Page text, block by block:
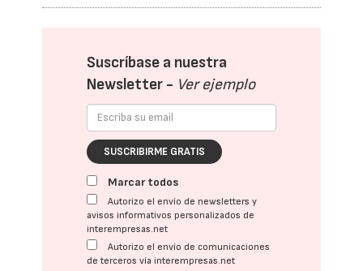
Suscríbase a nuestra
Newsletter - Ver ejemplo
SUSCRIBIRME GRATIS
Marcar todos
Autorizo el envío de newsletters y
avisos informativos personalizados de
interempresas.net
Autorizo el envío de comunicaciones
de terceros vía interempresas.net